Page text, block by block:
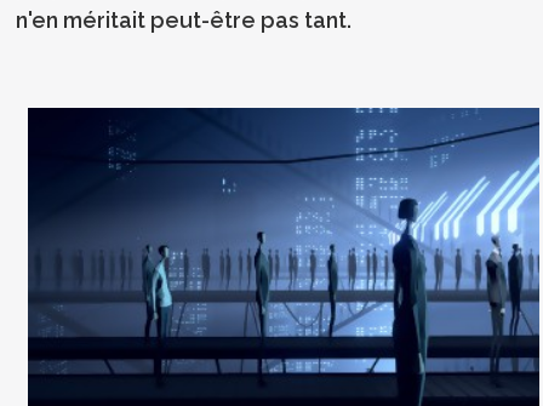
n'en méritait peut-être pas tant.